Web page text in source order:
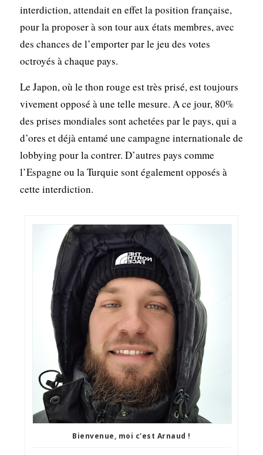
interdiction, attendait en effet la position française,
pour la proposer à son tour aux états membres, avec
des chances de l’emporter par le jeu des votes
octroyés à chaque pays.
Le Japon, où le thon rouge est très prisé, est toujours
vivement opposé à une telle mesure. A ce jour, 80%
des prises mondiales sont achetées par le pays, qui a
d’ores et déjà entamé une campagne internationale de
lobbying pour la contrer. D’autres pays comme
l’Espagne ou la Turquie sont également opposés à
cette interdiction.
Bienvenue, moi c'est Arnaud !